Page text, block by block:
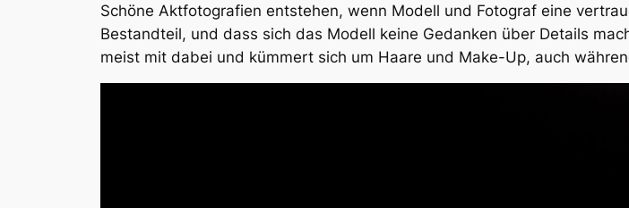
Schöne Aktfotografien entstehen, wenn Modell und Fotograf eine
Bestandteil, und dass sich das Modell keine Gedanken über Details
meist mit dabei und kümmert sich um Haare und Make-Up, auch